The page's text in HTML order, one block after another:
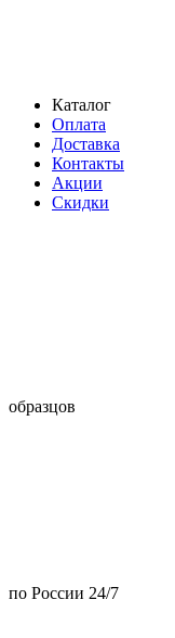
Каталог
Оплата
Доставка
Контакты
Акции
Скидки
образцов
по России 24/7